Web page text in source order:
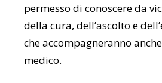
permesso di conoscere da
della cura, dell’ascolto e
che accompagneranno
medico.